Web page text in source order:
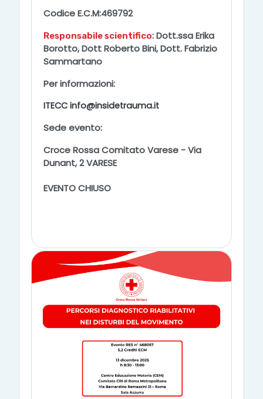
Codice E.C.M:469792
Responsabile scientifico: Dott.ssa Erika
Borotto, Dott Roberto Bini, Dott. Fabrizio
Sammartano
Per informazioni:
ITECC info@insidetrauma.it
Sede evento:
Croce Rossa Comitato Varese - Via
Dunant, 2 VARESE
EVENTO CHIUSO